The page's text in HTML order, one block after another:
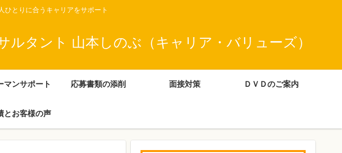
ひとりに合うキャリアをサポート
タント 山本しのぶ（キャリア・バリューズ）
マンサポート 応募書類の添削 面接対策 ＤＶＤのご案内
とお客様の声